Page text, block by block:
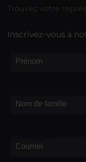
Trouvez votre
Inscrivez-vous à